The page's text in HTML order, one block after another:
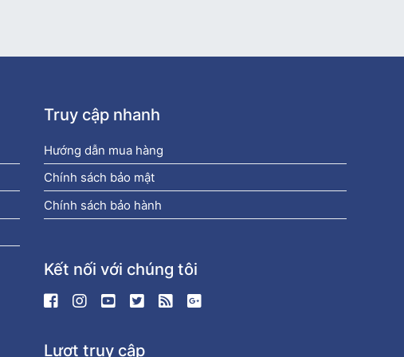
Truy cập nhanh
Hướng dẫn mua hàng
Chính sách bảo mật
Chính sách bảo hành
Kết nối với chúng tôi
Lượt truy cập